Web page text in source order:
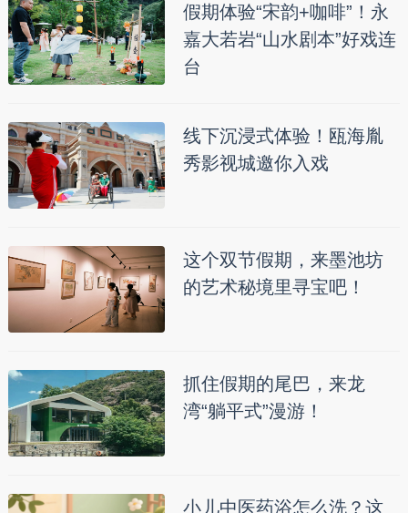
假期体验“宋韵+咖啡”！永
嘉大若岩“山水剧本”好戏连
台
线下沉浸式体验！瓯海胤
秀影视城邀你入戏
这个双节假期，来墨池坊
的艺术秘境里寻宝吧！
抓住假期的尾巴，来龙
湾“躺平式”漫游！
小儿中医药浴怎么洗？这